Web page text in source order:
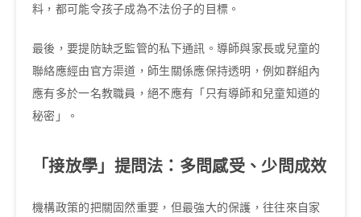
料，都可能令孩子成為不法份子的目標。
最後，要提防缺乏監管的私下通訊。導師與家長或兒童的
聯絡應經由官方渠道，師生關係應保持透明，例如群組內
應有多於一名教職員，絕不應有「只有導師和兒童知道的
秘密」。
「接放學」提問法：多問感受、少問成效
機構政策的把關固然重要，但最強大的保護，往往來自家